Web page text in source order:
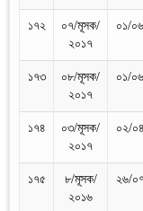
১৭২
০৭/মূসক/
২০১৭
০১/
১৭৩
০৮/মূসক/
২০১৭
০১/
১৭৪
০৩/মূসক/
২০১৭
০২/
১৭৫
৮/মূসক/
২০১৬
২৬/